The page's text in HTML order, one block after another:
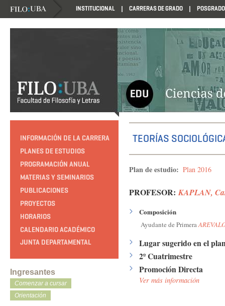
INSTITUCIONAL CARRERAS DE GRADO POSGRADO
HTTP://EDUCACION.FILO.UBA.AR/PROGRAMACION1985
INFORMACIÓN DE LA CARRERA
PLANES DE ESTUDIOS
PROGRAMACIÓN ANUAL
MATERIAS Y SEMINARIOS
PUBLICACIONES
PROYECTOS
HORARIOS
CALENDARIO ACADÉMICO
JUNTA DEPARTAMENTAL
Ingresantes
Comenzar a cursar
Orientación
TEORÍAS
Plan de estudio: Plan 2016
PROFESOR: KAPLAN,
Composición
Ayudante de Primera
Lugar sugerido en el
2º Cuatrimestre
Promoción Directa
Ver más información